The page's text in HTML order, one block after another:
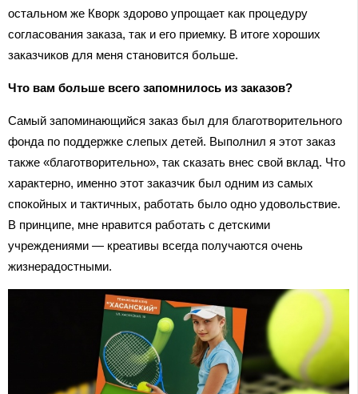
остальном же Кворк здорово упрощает как процедуру
согласования заказа, так и его приемку. В итоге хороших
заказчиков для меня становится больше.
Что вам больше всего запомнилось из заказов?
Самый запоминающийся заказ был для благотворительного
фонда по поддержке слепых детей. Выполнил я этот заказ
также «благотворительно», так сказать внес свой вклад. Что
характерно, именно этот заказчик был одним из самых
спокойных и тактичных, работать было одно удовольствие.
В принципе, мне нравится работать с детскими
учреждениями — креативы всегда получаются очень
жизнерадостными.